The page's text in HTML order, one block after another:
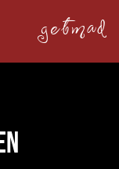
getmad